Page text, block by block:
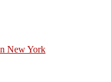
New York